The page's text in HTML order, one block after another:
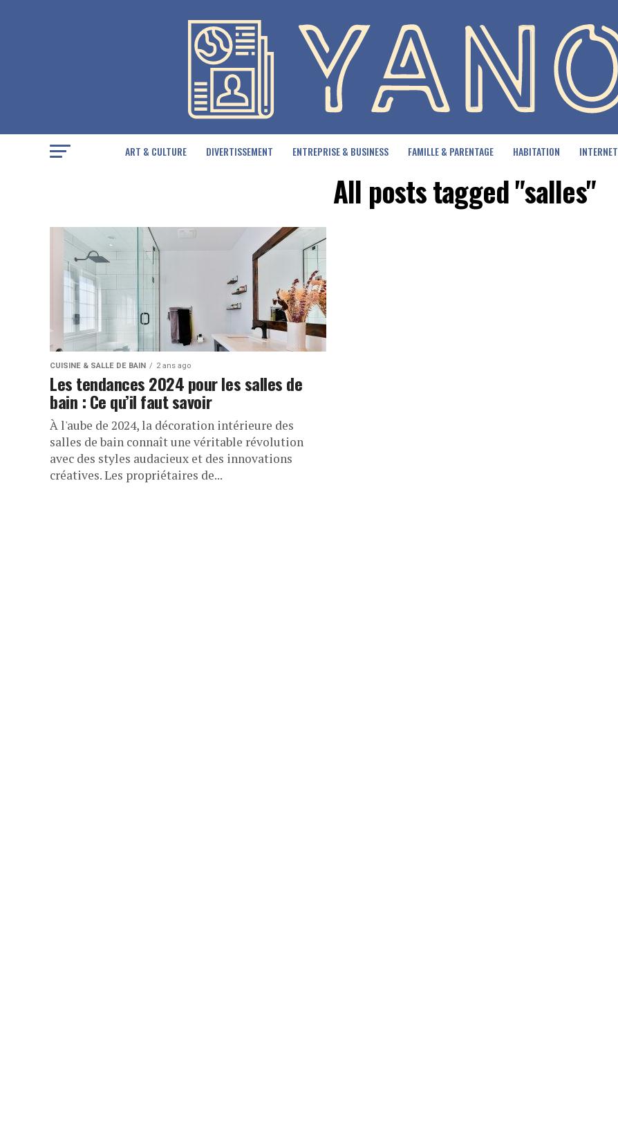
ART & CULTURE DIVERTISSEMENT ENTREPRISE & BUSINESS FAMILLE & PARENTAGE HABITATION INTERNET
All posts tagged "salles"
CUISINE & SALLE DE BAIN 2 ans ago
Les tendances 2024 pour les salles de
bain : Ce qu’il faut savoir
À l'aube de 2024, la décoration intérieure des
salles de bain connaît une véritable révolution
avec des styles audacieux et des innovations
créatives. Les propriétaires de...